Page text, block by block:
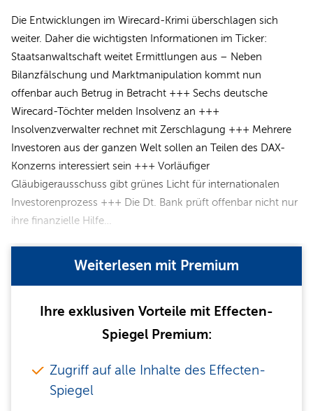
Die Entwicklungen im Wirecard-Krimi überschlagen sich
weiter. Daher die wichtigsten Informationen im Ticker:
Staatsanwaltschaft weitet Ermittlungen aus – Neben
Bilanzfälschung und Marktmanipulation kommt nun
offenbar auch Betrug in Betracht +++ Sechs deutsche
Wirecard-Töchter melden Insolvenz an +++
Insolvenzverwalter rechnet mit Zerschlagung +++ Mehrere
Investoren aus der ganzen Welt sollen an Teilen des DAX-
Konzerns interessiert sein +++ Vorläufiger
Gläubigerausschuss gibt grünes Licht für internationalen
Investorenprozess +++ Die Dt. Bank prüft offenbar nicht nur
ihre finanzielle Hilfe…
Weiterlesen mit Premium
Ihre exklusiven Vorteile mit Effecten-
Spiegel Premium:
Zugriff auf alle Inhalte des Effecten-
Spiegel